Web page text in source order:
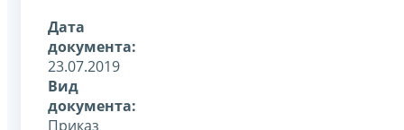
Дата
документа:
23.07.2019
Вид
документа:
Приказ